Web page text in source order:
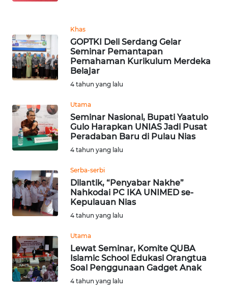
Khas
GOPTKI Deli Serdang Gelar
Seminar Pemantapan
Pemahaman Kurikulum Merdeka
Belajar
4 tahun yang lalu
Utama
Seminar Nasional, Bupati Yaatulo
Gulo Harapkan UNIAS Jadi Pusat
Peradaban Baru di Pulau Nias
4 tahun yang lalu
Serba-serbi
Dilantik, “Penyabar Nakhe”
Nahkodai PC IKA UNIMED se-
Kepulauan Nias
4 tahun yang lalu
Utama
Lewat Seminar, Komite QUBA
Islamic School Edukasi Orangtua
Soal Penggunaan Gadget Anak
4 tahun yang lalu
WN
SIMALUNGUN
WN
TAPANULI
TENGAH
WN DELI
SERDANG
WN
TINGGI
WN
PAKPAK